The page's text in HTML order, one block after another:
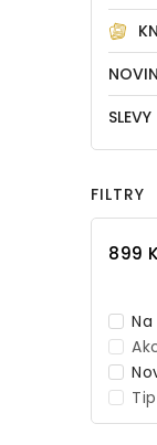
SLEVY
FILTRY
899
Tip